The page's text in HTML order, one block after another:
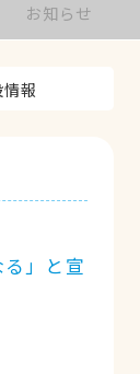
お知らせ
報
」と宣